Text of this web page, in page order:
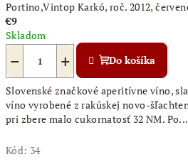
Portino,Vintop Karkó, roč. 2012,
€9
Skladom
+
− Do košíka
Slovenské značkové aperitívne víno,
víno vyrobené z rakúskej novo-
pri zbere malo cukornatosť 32 NM. Po...
Kód: 34